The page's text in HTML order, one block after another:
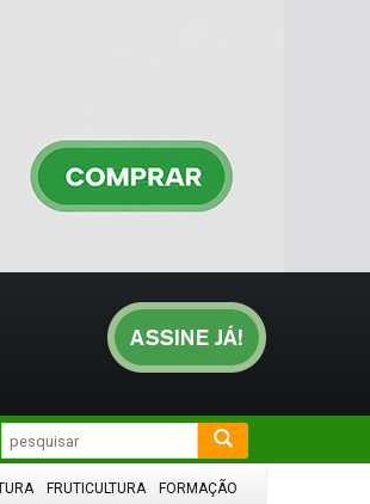
FRUTICULTURA
FORMAÇÃO